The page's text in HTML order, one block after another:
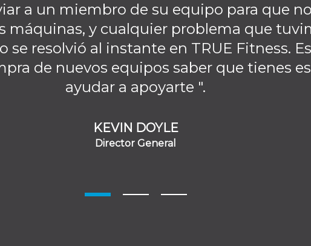
a un miembro de su equipo para que
máquinas, y cualquier problema que
se resolvió al instante en TRUE Fitness.
de nuevos equipos saber que tienes
ayudar a apoyarte ".
KEVIN DOYLE
Director General